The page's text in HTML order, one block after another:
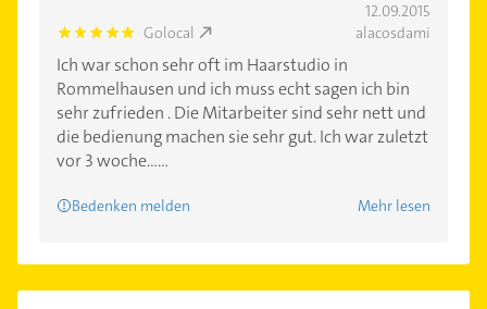
12.09.2015
5.0 Golocal alacosdami
Ich war schon sehr oft im Haarstudio in
Rommelhausen und ich muss echt sagen ich bin
sehr zufrieden . Die Mitarbeiter sind sehr nett und
die bedienung machen sie sehr gut. Ich war zuletzt
vor 3 woche......
Bedenken melden Mehr lesen